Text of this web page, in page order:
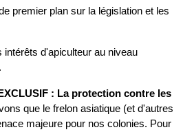
premier plan sur la législation et les
intérêts d'apiculteur au niveau
: La protection contre les
que le frelon asiatique (et d'autres
majeure pour nos colonies. Pour